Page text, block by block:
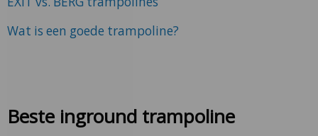
Wat is een goede trampoline?
Beste inground trampoline